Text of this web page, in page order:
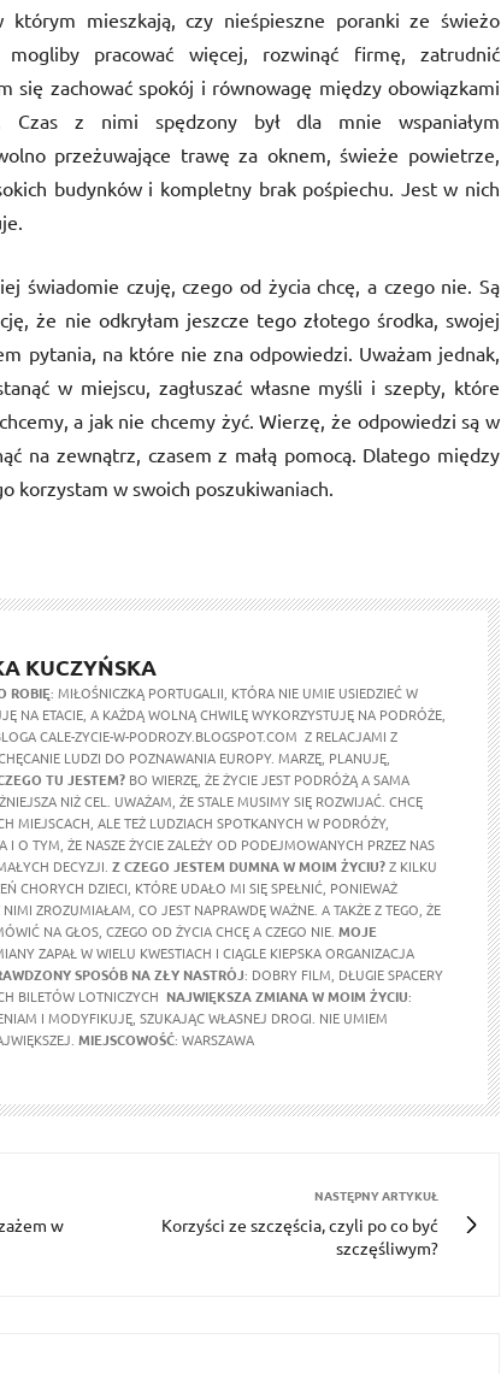
mieszkają, czy nieśpieszne poranki ze świeżo
pracować więcej, rozwinąć firmę, zatrudnić
się zachować spokój i równowagę między obowiązkami
Czas z nimi spędzony był dla mnie wspaniałym
przeżuwające trawę za oknem, świeże powietrze,
budynków i kompletny brak pośpiechu. Jest w nich
świadomie czuję, czego od życia chcę, a czego nie. Są
że nie odkryłam jeszcze tego złotego środka, swojej
pytania, na które nie zna odpowiedzi. Uważam jednak,
w miejscu, zagłuszać własne myśli i szepty, które
a jak nie chcemy żyć. Wierzę, że odpowiedzi są w
na zewnątrz, czasem z małą pomocą. Dlatego między
korzystam w swoich poszukiwaniach.
KUCZYŃSKA
ROBIĘ: MIŁOŚNICZKĄ PORTUGALII, KTÓRA NIE UMIE USIEDZIEĆ W
NA ETACIE, A KAŻDĄ WOLNĄ CHWILĘ WYKORZYSTUJĘ NA PODRÓŻE,
CALE-ZYCIE-W-PODROZY.BLOGSPOT.COM Z RELACJAMI Z
LUDZI DO POZNAWANIA EUROPY. MARZĘ, PLANUJĘ,
TU JESTEM? BO WIERZĘ, ŻE ŻYCIE JEST PODRÓŻĄ A SAMA
NIŻ CEL. UWAŻAM, ŻE STALE MUSIMY SIĘ ROZWIJAĆ. CHCĘ
MIEJSCACH, ALE TEŻ LUDZIACH SPOTKANYCH W PODRÓŻY,
I O TYM, ŻE NASZE ŻYCIE ZALEŻY OD PODEJMOWANYCH PRZEZ NAS
DECYZJI. Z CZEGO JESTEM DUMNA W MOIM ŻYCIU?Z KILKU
CHORYCH DZIECI, KTÓRE UDAŁO MI SIĘ SPEŁNIĆ, PONIEWAŻ
NIMI ZROZUMIAŁAM, CO JEST NAPRAWDĘ WAŻNE. A TAKŻE Z TEGO, ŻE
NA GŁOS, CZEGO OD ŻYCIA CHCĘ A CZEGO NIE. MOJE
ZAPAŁ W WIELU KWESTIACH I CIĄGLE KIEPSKA ORGANIZACJA
SPOSÓB NA ZŁY NASTRÓJ: DOBRY FILM, DŁUGIE SPACERY
BILETÓW LOTNICZYCH NAJWIĘKSZA ZMIANA W MOIM ŻYCIU:
I MODYFIKUJĘ, SZUKAJĄC WŁASNEJ DROGI. NIE UMIEM
MIEJSCOWOŚĆ: WARSZAWA
w
NASTĘPNY ARTYKUŁ
Korzyści ze szczęścia, czyli po co być
szczęśliwym?